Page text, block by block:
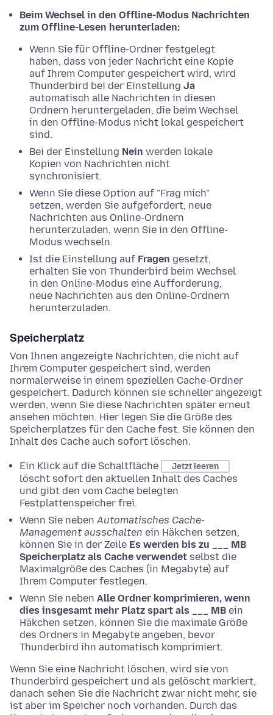
Beim Wechsel in den Offline-Modus Nachrichten
zum Offline-Lesen herunterladen:
Wenn Sie für Offline-Ordner festgelegt
haben, dass von jeder Nachricht eine Kopie
auf Ihrem Computer gespeichert wird, wird
Thunderbird bei der Einstellung Ja
automatisch alle Nachrichten in diesen
Ordnern heruntergeladen, die beim Wechsel
in den Offline-Modus nicht lokal gespeichert
sind.
Bei der Einstellung Nein werden lokale
Kopien von Nachrichten nicht
synchronisiert.
Wenn Sie diese Option auf "Frag mich"
setzen, werden Sie aufgefordert, neue
Nachrichten aus Online-Ordnern
herunterzuladen, wenn Sie in den Offline-
Modus wechseln.
Ist die Einstellung auf Fragen gesetzt,
erhalten Sie von Thunderbird beim Wechsel
in den Online-Modus eine Aufforderung,
neue Nachrichten aus den Online-Ordnern
herunterzuladen.
Speicherplatz
Von Ihnen angezeigte Nachrichten, die nicht auf
Ihrem Computer gespeichert sind, werden
normalerweise in einem speziellen Cache-Ordner
gespeichert. Dadurch können sie schneller angezeigt
werden, wenn Sie diese Nachrichten später erneut
ansehen möchten. Hier legen Sie die Größe des
Speicherplatzes für den Cache fest. Sie können den
Inhalt des Cache auch sofort löschen.
Ein Klick auf die Schaltfläche Jetzt leeren
löscht sofort den aktuellen Inhalt des Caches
und gibt den vom Cache belegten
Festplattenspeicher frei.
Wenn Sie neben Automatisches Cache-
Management ausschalten ein Häkchen setzen,
können Sie in der Zeile Es werden bis zu ___ MB
Speicherplatz als Cache verwendet selbst die
Maximalgröße des Caches (in Megabyte) auf
Ihrem Computer festlegen.
Wenn Sie neben Alle Ordner komprimieren, wenn
dies insgesamt mehr Platz spart als ___ MB ein
Häkchen setzen, können Sie die maximale Größe
des Ordners in Megabyte angeben, bevor
Thunderbird ihn automatisch komprimiert.
Wenn Sie eine Nachricht löschen, wird sie von
Thunderbird gespeichert und als gelöscht markiert,
danach sehen Sie die Nachricht zwar nicht mehr, sie
ist aber im Speicher noch vorhanden. Durch das